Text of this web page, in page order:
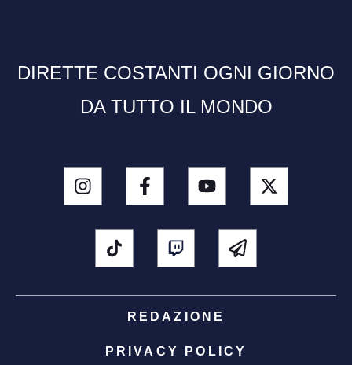
DIRETTE COSTANTI OGNI GIORNO
DA TUTTO IL MONDO
REDAZIONE
PRIVACY POLICY